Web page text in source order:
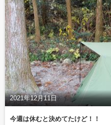
2021年12月11日
今週は休むと決めてたけど！！